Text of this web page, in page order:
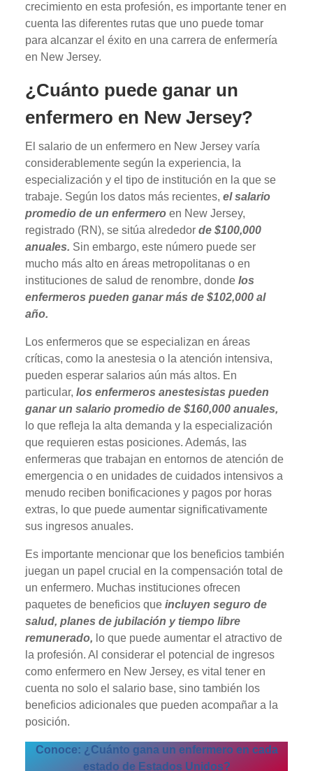
crecimiento en esta profesión, es importante tener en
cuenta las diferentes rutas que uno puede tomar
para alcanzar el éxito en una carrera de enfermería
en New Jersey.
¿Cuánto puede ganar un
enfermero en New Jersey?
El salario de un enfermero en New Jersey varía
considerablemente según la experiencia, la
especialización y el tipo de institución en la que se
trabaje. Según los datos más recientes,el salario
promedio de un enfermero en New Jersey,
registrado (RN), se sitúa alrededorde $100,000
anuales. Sin embargo, este número puede ser
mucho más alto en áreas metropolitanas o en
instituciones de salud de renombre, dondelos
enfermeros pueden ganar más de $102,000 al
año.
Los enfermeros que se especializan en áreas
críticas, como la anestesia o la atención intensiva,
pueden esperar salarios aún más altos. En
particular,los enfermeros anestesistas pueden
ganar un salario promedio de $160,000 anuales,
lo que refleja la alta demanda y la especialización
que requieren estas posiciones. Además, las
enfermeras que trabajan en entornos de atención de
emergencia o en unidades de cuidados intensivos a
menudo reciben bonificaciones y pagos por horas
extras, lo que puede aumentar significativamente
sus ingresos anuales.
Es importante mencionar que los beneficios también
juegan un papel crucial en la compensación total de
un enfermero. Muchas instituciones ofrecen
paquetes de beneficios queincluyen seguro de
salud, planes de jubilación y tiempo libre
remunerado, lo que puede aumentar el atractivo de
la profesión. Al considerar el potencial de ingresos
como enfermero en New Jersey, es vital tener en
cuenta no solo el salario base, sino también los
beneficios adicionales que pueden acompañar a la
posición.
Conoce: ¿Cuánto gana un enfermero en cada
estado de Estados Unidos?